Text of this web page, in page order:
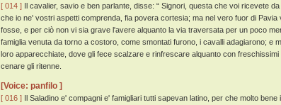
[ 014 ] Il cavalier, savio e ben parlante, disse: “ Signori, questa che voi ricevete
che io ne' vostri aspetti comprenda, fia povera cortesia; ma nel vero fuor di
fosse, e per ciò non vi sia grave l'avere alquanto la via traversata per un poco
famiglia venuta da torno a costoro, come smontati furono, i cavalli adagiarono; e
loro apparecchiate, dove gli fece scalzare e rinfrescare alquanto con
cenare gli ritenne.
[Voice: panfilo ]
[ 016 ] Il Saladino e' compagni e' famigliari tutti sapevan latino, per che molto